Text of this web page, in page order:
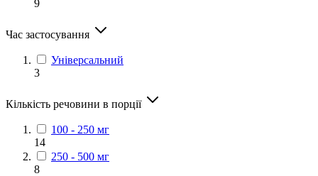
9
Час застосування
Універсальний
3
Кількість речовини в порції
100 - 250 мг
14
250 - 500 мг
8